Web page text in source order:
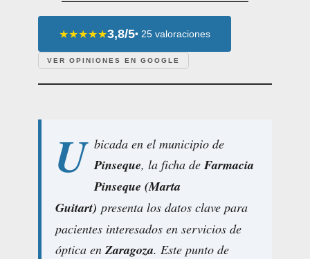
★★★★★3,8/5• 25 valoraciones
VER OPINIONES EN GOOGLE
U bicada en el municipio de
Pinseque, la ficha deFarmacia
Pinseque (Marta
Guitart) presenta los datos clave para
pacientes interesados en servicios de
óptica enZaragoza. Este punto de